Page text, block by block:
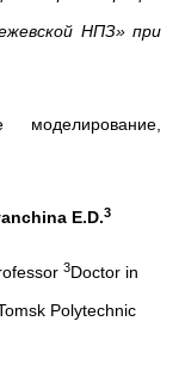
НПЗ» при
моделирование,
E.D.3
3Doctor in
Polytechnic